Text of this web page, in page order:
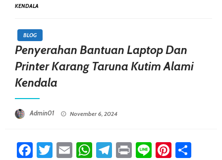
KENDALA
BLOG
Penyerahan Bantuan Laptop Dan
Printer Karang Taruna Kutim Alami
Kendala
Admin01 November 6, 2024
Facebook
Twitter
EmailWhatsApp
Telegram
PrintLine